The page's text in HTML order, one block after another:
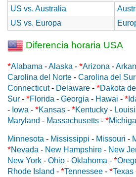
US vs. Australia
US vs. Europa
Diferencia horaria USA
*Alabama -Alaska - *Arizona -
Carolina del Norte - Carolina del Sur
Connecticut- Delaware - *Dakota
Sur - *Florida - Georgia - Hawai - *
- Iowa - *Kansas - *Kentucky -
Maryland - Massachusetts - *
Minnesota - Mississippi - Missouri -
*Nevada - New Hampshire - New
New York - Ohio - Oklahoma - *
Rhode Island - *Tennessee - *Texas